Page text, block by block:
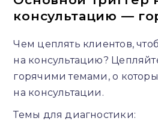
консультацию —
Чем цеплять клиентов,
на консультацию?
горячими темами, о
на консультации.
Темы для диагностики: